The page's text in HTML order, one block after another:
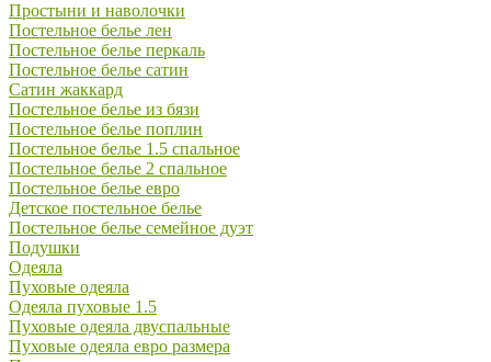
Простыни и наволочки
Постельное белье лен
Постельное белье перкаль
Постельное белье сатин
Сатин жаккард
Постельное белье из бязи
Постельное белье поплин
Постельное белье 1.5 спальное
Постельное белье 2 спальное
Постельное белье евро
Детское постельное белье
Постельное белье семейное дуэт
Подушки
Одеяла
Пуховые одеяла
Одеяла пуховые 1.5
Пуховые одеяла двуспальные
Пуховые одеяла евро размера